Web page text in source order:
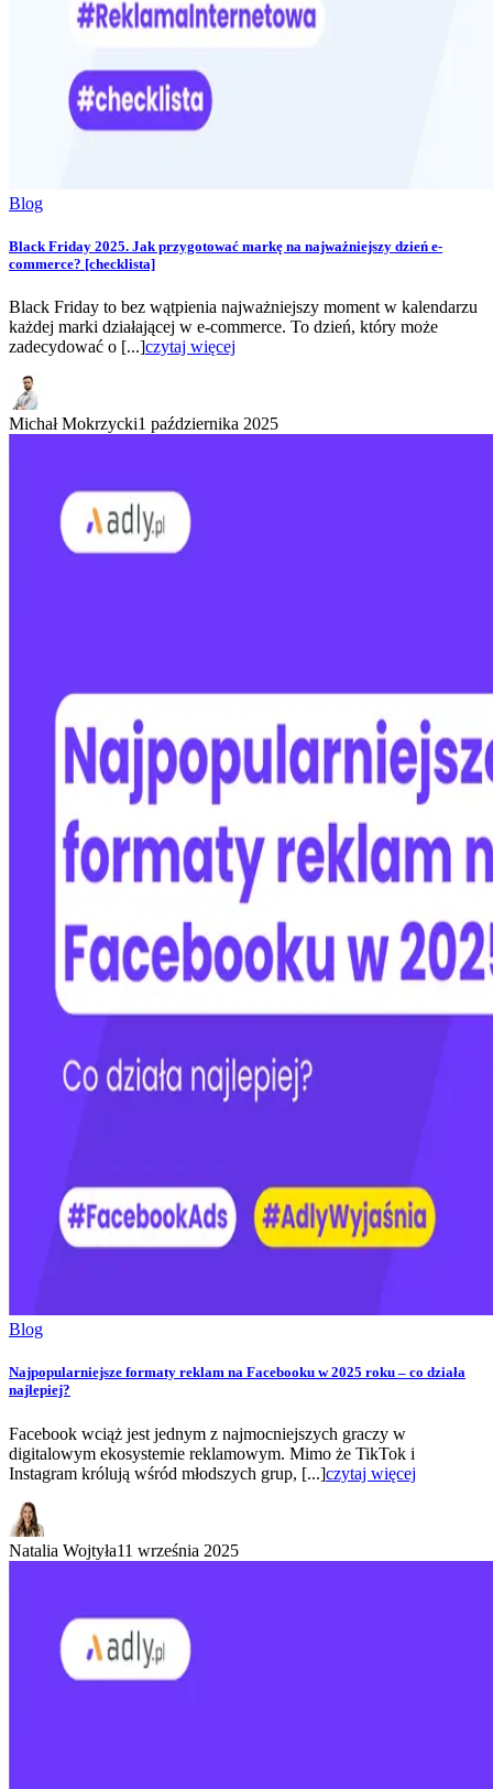
Blog
Black Friday 2025. Jak przygotować markę na najważniejszy dzień e-
commerce? [checklista]
Black Friday to bez wątpienia najważniejszy moment w kalendarzu
każdej marki działającej w e-commerce. To dzień, który może
zadecydować o [...]czytaj więcej
Michał Mokrzycki1 października 2025
Blog
Najpopularniejsze formaty reklam na Facebooku w 2025 roku – co działa
najlepiej?
Facebook wciąż jest jednym z najmocniejszych graczy w
digitalowym ekosystemie reklamowym. Mimo że TikTok i
Instagram królują wśród młodszych grup, [...]czytaj więcej
Natalia Wojtyła11 września 2025